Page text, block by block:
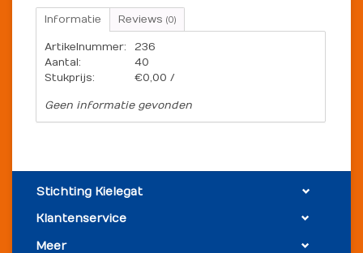
Informatie Reviews (0)
Artikelnummer:
236
Aantal:
40
Stukprijs:
€0,00 /
Geen informatie gevonden
Stichting Kielegat
Klantenservice
Meer